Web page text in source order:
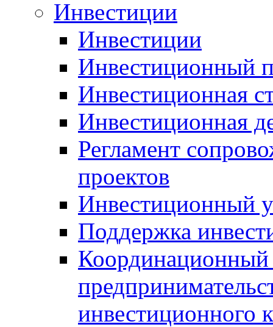
Инвестиции
Инвестиции
Инвестиционный
Инвестиционная
Инвестиционная
Регламент
проектов
Инвестиционный
Поддержка
Координационный
инвестиционного